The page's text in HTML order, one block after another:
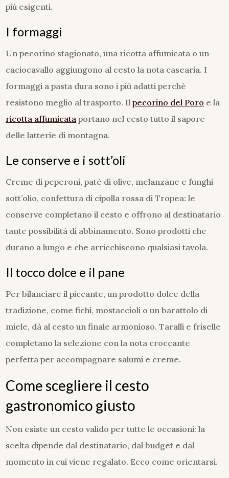
più esigenti.
I formaggi
Un pecorino stagionato, una ricotta affumicata o un
caciocavallo aggiungono al cesto la nota casearia. I
formaggi a pasta dura sono i più adatti perché
resistono meglio al trasporto. Ilpecorino del Poro e la
ricotta affumicata portano nel cesto tutto il sapore
delle latterie di montagna.
Le conserve e i sott’oli
Creme di peperoni, paté di olive, melanzane e funghi
sott’olio, confettura di cipolla rossa di Tropea: le
conserve completano il cesto e offrono al destinatario
tante possibilità di abbinamento. Sono prodotti che
durano a lungo e che arricchiscono qualsiasi tavola.
Il tocco dolce e il pane
Per bilanciare il piccante, un prodotto dolce della
tradizione, come fichi, mostaccioli o un barattolo di
miele, dà al cesto un finale armonioso. Taralli e friselle
completano la selezione con la nota croccante
perfetta per accompagnare salumi e creme.
Come scegliere il cesto
gastronomico giusto
Non esiste un cesto valido per tutte le occasioni: la
scelta dipende dal destinatario, dal budget e dal
momento in cui viene regalato. Ecco come orientarsi.